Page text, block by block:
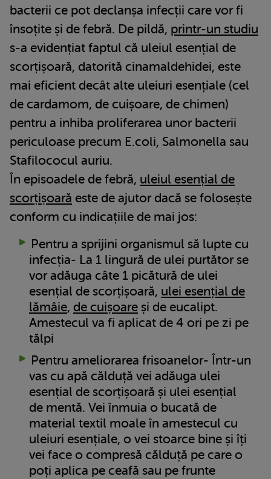
bacterii ce pot declanșa infecții care vor fi
însoțite și de febră. De pildă, printr-un studiu
s-a evidențiat faptul că uleiul esențial de
scorțișoară, datorită cinamaldehidei, este
mai eficient decât alte uleiuri esențiale (cel
de cardamom, de cuișoare, de chimen)
pentru a inhiba proliferarea unor bacterii
periculoase precum E.coli, Salmonella sau
Stafilococul auriu.
În episoadele de febră, uleiul esențial de
scorțișoară este de ajutor dacă se folosește
conform cu indicațiile de mai jos:
Pentru a sprijini organismul să lupte cu
infecția- La 1 lingură de ulei purtător se
vor adăuga câte 1 picătură de ulei
esențial de scorțișoară, ulei esențial de
lămâie, de cuișoare și de eucalipt.
Amestecul va fi aplicat de 4 ori pe zi pe
tălpi
Pentru ameliorarea frisoanelor- Într-un
vas cu apă călduță vei adăuga ulei
esențial de scorțișoară și ulei esențial
de mentă. Vei înmuia o bucată de
material textil moale în amestecul cu
uleiuri esențiale, o vei stoarce bine și îți
vei face o compresă călduță pe care o
poți aplica pe ceafă sau pe frunte